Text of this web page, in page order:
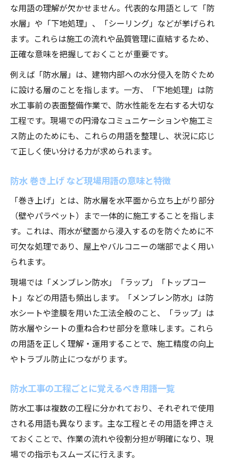
な用語の理解が欠かせません。代表的な用語として「防
水層」や「下地処理」、「シーリング」などが挙げられ
ます。これらは施工の流れや品質管理に直結するため、
正確な意味を把握しておくことが重要です。
例えば「防水層」は、建物内部への水分侵入を防ぐため
に設ける層のことを指します。一方、「下地処理」は防
水工事前の表面整備作業で、防水性能を左右する大切な
工程です。現場での円滑なコミュニケーションや施工ミ
ス防止のためにも、これらの用語を整理し、状況に応じ
て正しく使い分ける力が求められます。
防水 巻き上げ など現場用語の意味と特徴
「巻き上げ」とは、防水層を水平面から立ち上がり部分
（壁やパラペット）まで一体的に施工することを指しま
す。これは、雨水が壁面から浸入するのを防ぐために不
可欠な処理であり、屋上やバルコニーの端部でよく用い
られます。
現場では「メンブレン防水」「ラップ」「トップコー
ト」などの用語も頻出します。「メンブレン防水」は防
水シートや塗膜を用いた工法全般のこと、「ラップ」は
防水層やシートの重ね合わせ部分を意味します。これら
の用語を正しく理解・運用することで、施工精度の向上
やトラブル防止につながります。
防水工事の工程ごとに覚えるべき用語一覧
防水工事は複数の工程に分かれており、それぞれで使用
される用語も異なります。主な工程とその用語を押さえ
ておくことで、作業の流れや役割分担が明確になり、現
場での指示もスムーズに行えます。